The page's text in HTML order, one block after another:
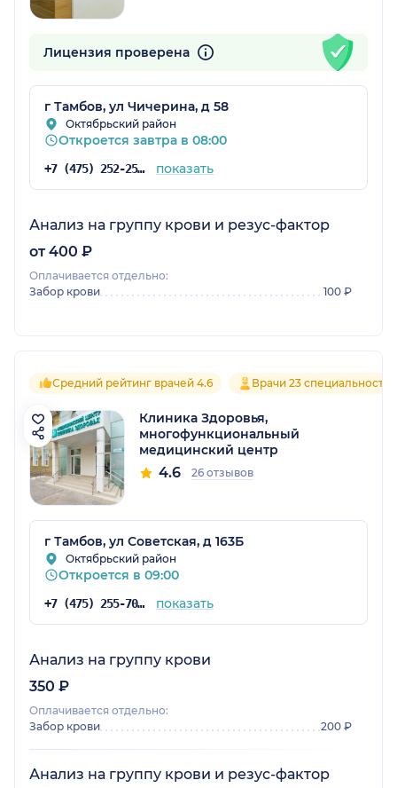
Лицензия проверена
г Тамбов, ул Чичерина, д 58
Октябрьский район
Откроется завтра в 08:00
+7 (475) 252-25-12 показать
Анализ на группу крови и резус-фактор
от 400 ₽
Оплачивается отдельно:
Забор крови
100 ₽
Средний рейтинг врачей 4.6 Врачи 23 специальностей
Клиника Здоровья,
многофункциональный
медицинский центр
4.6 26 отзывов
г Тамбов, ул Советская, д 163Б
Октябрьский район
Откроется в 09:00
+7 (475) 255-70-72 показать
Анализ на группу крови
350 ₽
Оплачивается отдельно:
Забор крови
200 ₽
Анализ на группу крови и резус-фактор